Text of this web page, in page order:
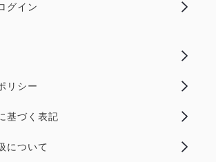
グイン
リシー
基づく表記
について